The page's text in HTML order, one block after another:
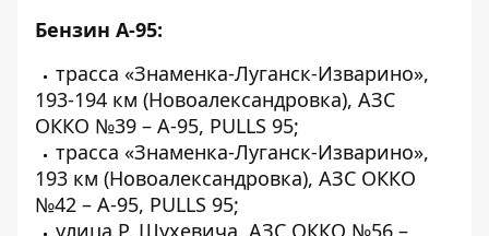
Бензин А-95:
трасса «Знаменка-Луганск-Изварино»,
193-194 км (Новоалександровка), АЗС
ОККО №39 – А-95, PULLS 95;
трасса «Знаменка-Луганск-Изварино»,
193 км (Новоалександровка), АЗС ОККО
№42 – А-95, PULLS 95;
улица Р. Шухевича, АЗС ОККО №56 –